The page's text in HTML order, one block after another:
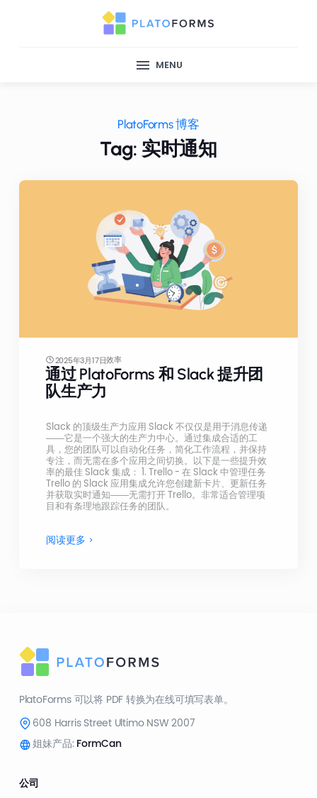
MENU
PlatoForms 博客
Tag: 实时通知
2025年3月17日效率
通过 PlatoForms 和 Slack 提升团
队生产力
Slack 的顶级生产力应用 Slack 不仅仅是用于消息传递
——它是一个强大的生产力中心。通过集成合适的工
具，您的团队可以自动化任务，简化工作流程，并保持
专注，而无需在多个应用之间切换。以下是一些提升效
率的最佳 Slack 集成： 1. Trello - 在 Slack 中管理任务
Trello 的 Slack 应用集成允许您创建新卡片、更新任务
并获取实时通知——无需打开 Trello。非常适合管理项
目和有条理地跟踪任务的团队。
阅读更多
PlatoForms 可以将 PDF 转换为在线可填写表单。
608 Harris Street Ultimo NSW 2007
姐妹产品: FormCan
公司